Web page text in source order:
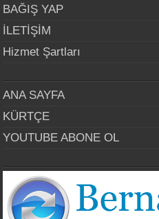
BAĞIŞ YAP
İLETİŞİM
Hizmet Şartları
ANA SAYFA
KÜRTÇE
YOUTUBE ABONE OL